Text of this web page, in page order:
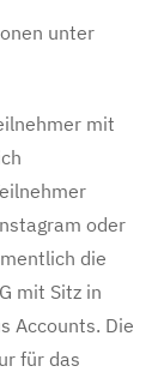
unter
mit
oder
die
mit Sitz in
Accounts. Die
für das